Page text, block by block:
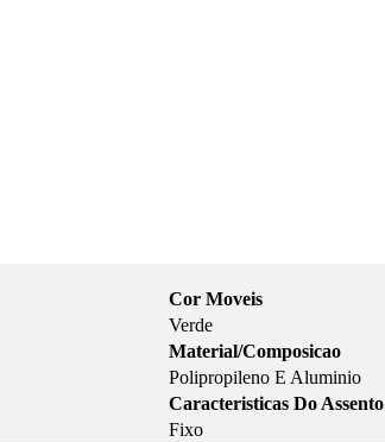
Cor Moveis
Verde
Material/Composicao
Polipropileno E Aluminio
Caracteristicas Do Assento
Fixo